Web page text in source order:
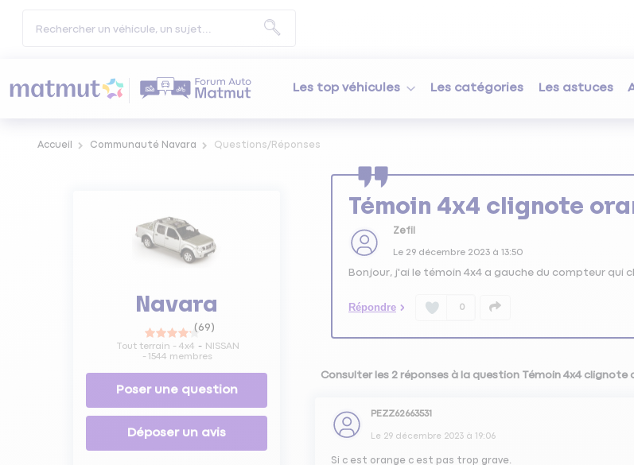
Les top véhicules Les catégories Les astuces
Accueil Communauté Navara Questions/Réponses
Navara
(69)
Tout terrain - 4x4
NISSAN
- 1544 membres
Poser une question
Déposer un avis
Témoin 4x4 clignote
Zefil
Le 29 décembre 2023à 13:50
Bonjour, j'ai le témoin 4x4 a gauche du compteur qui
Répondre 0
Consulter les 2 réponses à la question Témoin 4x4 clignote
PEZZ62663531
Le 29 décembre 2023 à 19:06
Si c est orange c est pas trop grave.